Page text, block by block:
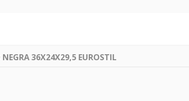
36X24X29,5 EUROSTIL